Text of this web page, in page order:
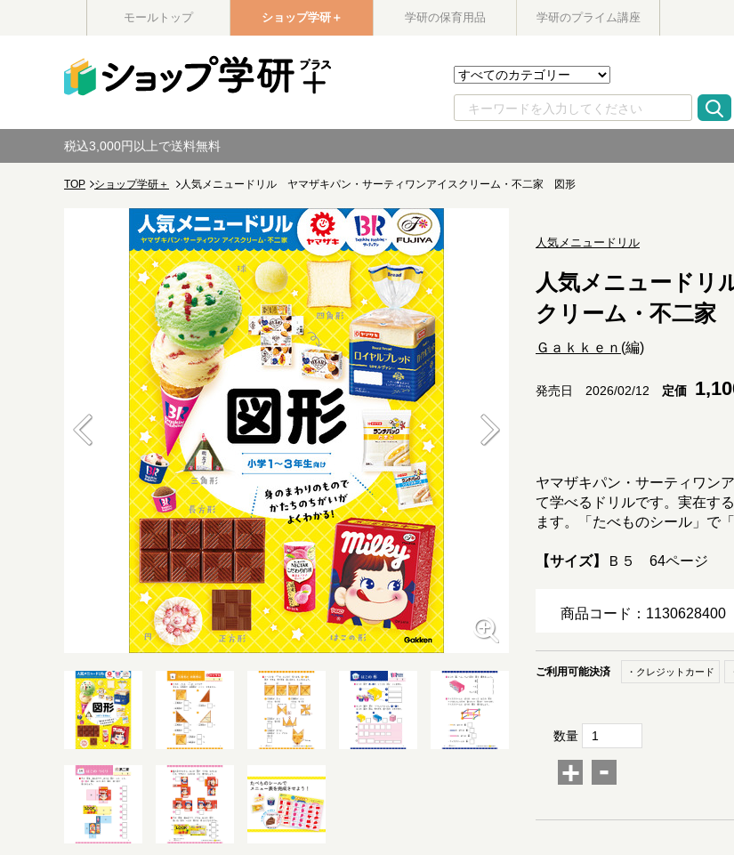
モールトップ ショップ学研＋ 学研の保育用品 学研のプライム講座
税込3,000円以上で送料無料
TOP ショップ学研＋ 人気メニュードリル ヤマザキパン・サーティワンアイスクリーム・不二家 図形
人気メニュードリル
人気メニュード
クリーム・不二家
Ｇａｋｋｅｎ (編)
発売日 2026/02/12 定価
ヤマザキパン・サーティワン
て学べるドリルです。実在す
ます。「たべものシール」で
【サイズ】 Ｂ５ 64ページ
商品コード：1130628400
ご利用可能決済 ・クレジットカード
数量
+ -